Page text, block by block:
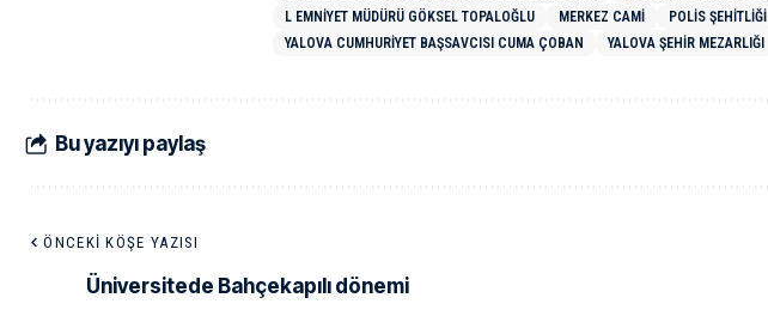
L EMNIYET MÜDÜRÜ GÖKSEL TOPALOĞLU
MERKEZ CAMI POLIS ŞEHITLIĞI
YALOVA CUMHURIYET BAŞSAVCISI CUMA ÇOBAN
YALOVA ŞEHIR MEZARLIĞI
Bu yazıyı paylaş
ÖNCEKI KÖŞE YAZISI
Üniversitede Bahçekapılı dönemi